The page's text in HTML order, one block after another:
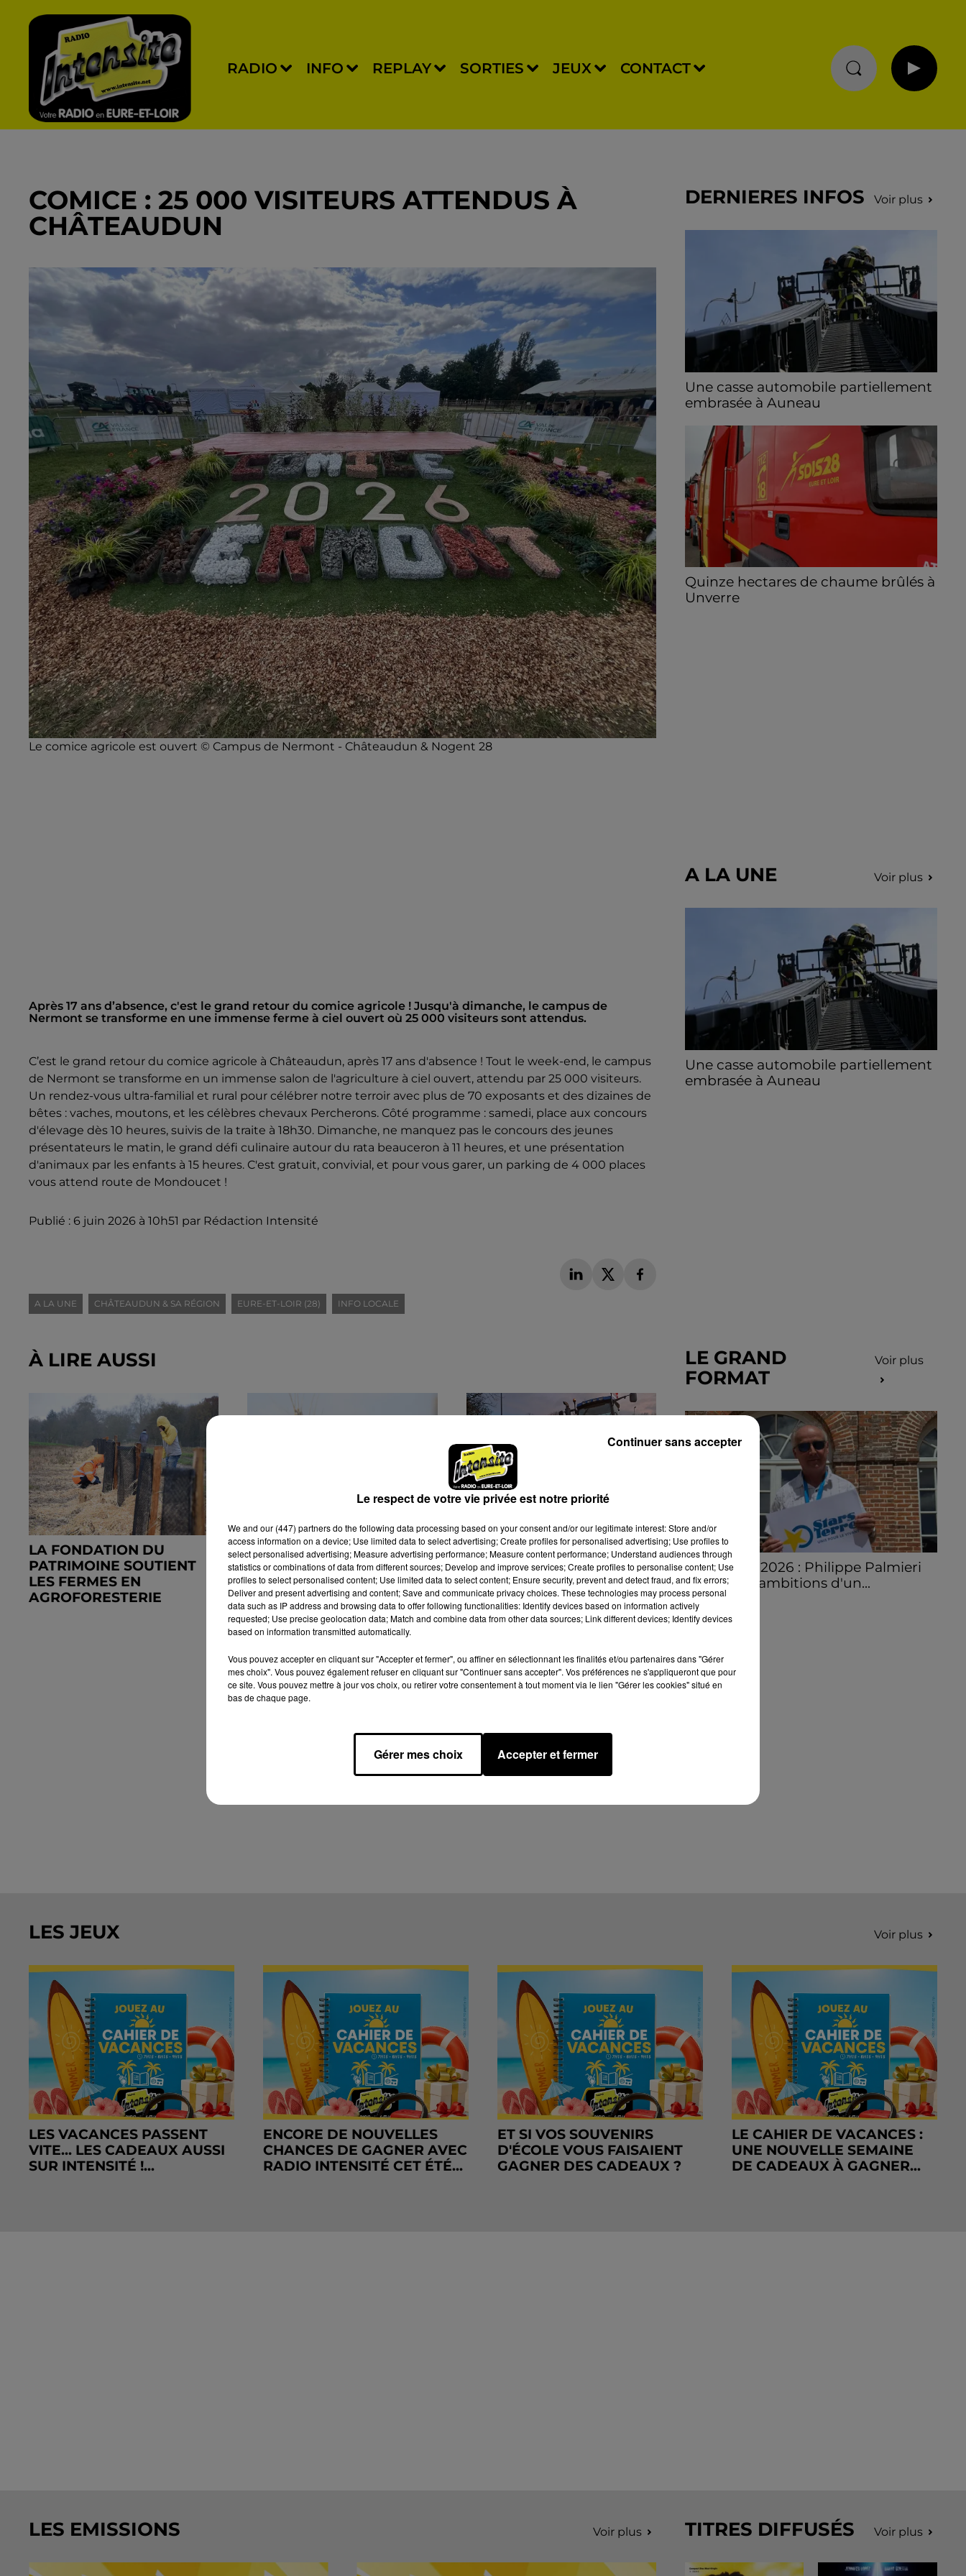
RADIO INFO REPLAY SORTIES JEUX CONTACT
COMICE : 25 000 VISITEURS ATTENDUS À
CHÂTEAUDUN
Le comice agricole est ouvert © Campus de Nermont - Châteaudun & Nogent 28
Après 17 ans d’absence, c'est le grand retour du comice agricole ! Jusqu'à dimanche, le campus de
Nermont se transforme en une immense ferme à ciel ouvert où 25 000 visiteurs sont attendus.
C’est le grand retour du comice agricole à Châteaudun, après 17 ans d'absence ! Tout le week-end, le campus
de Nermont se transforme en un immense salon de l'agriculture à ciel ouvert, attendu par 25 000 visiteurs.
Un rendez-vous ultra-familial et rural pour célébrer notre terroir avec plus de 70 exposants et des dizaines de
bêtes : vaches, moutons, et les célèbres chevaux Percherons. Côté programme : samedi, place aux concours
d'élevage dès 10 heures, suivis de la traite à 18h30. Dimanche, ne manquez pas le concours des jeunes
présentateurs le matin, le grand défi culinaire autour du rata beauceron à 11 heures, et une présentation
d'animaux par les enfants à 15 heures. C'est gratuit, convivial, et pour vous garer, un parking de 4 000 places
vous attend route de Mondoucet !
Publié : 6 juin 2026 à 10h51 par Rédaction Intensité
A LA UNE CHÂTEAUDUN & SA RÉGION EURE-ET-LOIR (28) INFO LOCALE
À LIRE AUSSI
LA FONDATION DU
PATRIMOINE SOUTIENT
LES FERMES EN
AGROFORESTERIE
🔊 UN BILAN CONTRASTÉ
POUR LA MOISSON
PRÉCOCE
« DES PROPOS RÉPÉTÉS
ET STIGMATISANTS À
L'ENCONTRE DE
L'AGRICULTURE...
DERNIERES INFOS Voir plus
Une casse automobile partiellement
embrasée à Auneau
» après le sinistre, qui a également fait un
blessé.
Quinze hectares de chaume brûlés à
Unverre
A LA UNE Voir plus
Une casse automobile partiellement
embrasée à Auneau
LE GRAND
FORMAT
Voir plus
Stars'Terre 2026 : Philippe Palmieri
dévoile les ambitions d'un...
À quelques semaines de la première
édition de Stars'Terre, organisée du 18 au 20
LES JEUX Voir plus
LES VACANCES PASSENT
VITE... LES CADEAUX AUSSI
SUR INTENSITÉ !...
ENCORE DE NOUVELLES
CHANCES DE GAGNER AVEC
RADIO INTENSITÉ CET ÉTÉ...
ET SI VOS SOUVENIRS
D'ÉCOLE VOUS FAISAIENT
GAGNER DES CADEAUX ?
LE CAHIER DE VACANCES :
UNE NOUVELLE SEMAINE
DE CADEAUX À GAGNER...
LES EMISSIONS Voir plus TITRES DIFFUSÉS Voir plus
Le respect de votre vie privée est notre priorité
We and our (447) partnersdo the following data processing based on your consent and/or our legitimate interest: Store and/or
access information on a device; Use limited data to select advertising; Create profiles for personalised advertising; Use profiles to
select personalised advertising; Measure advertising performance; Measure content performance; Understand audiences through
statistics or combinations of data from different sources; Develop and improve services; Create profiles to personalise content; Use
profiles to select personalised content; Use limited data to select content; Ensure security, prevent and detect fraud, and fix errors;
Deliver and present advertising and content; Save and communicate privacy choices. These technologies may process personal
data such as IP address and browsing data to offer following functionalities: Identify devices based on information actively
requested; Use precise geolocation data; Match and combine data from other data sources; Link different devices; Identify devices
based on information transmitted automatically.
Vous pouvez accepter en cliquant sur "Accepter et fermer", ou affiner en sélectionnant les finalités et/ou partenaires dans "Gérer
mes choix". Vous pouvez également refuser en cliquant sur "Continuer sans accepter". Vos préférences ne s'appliqueront que pour
ce site. Vous pouvez mettre à jour vos choix, ou retirer votre consentement à tout moment via le lien "Gérer les cookies" situé en
bas de chaque page.
Gérer mes choix Accepter et fermer
Continuer sans accepter